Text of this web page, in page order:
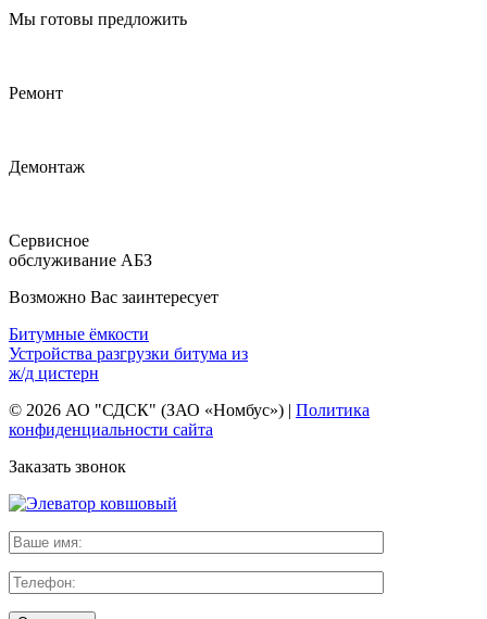
Мы готовы предложить
Ремонт
Демонтаж
Сервисное
обслуживание АБЗ
Возможно Вас заинтересует
Битумные ёмкости
Устройства разгрузки битума из
ж/д цистерн
© 2026 АО "СДСК" (ЗАО «Номбус») | Политика
конфиденциальности сайта
Заказать звонок